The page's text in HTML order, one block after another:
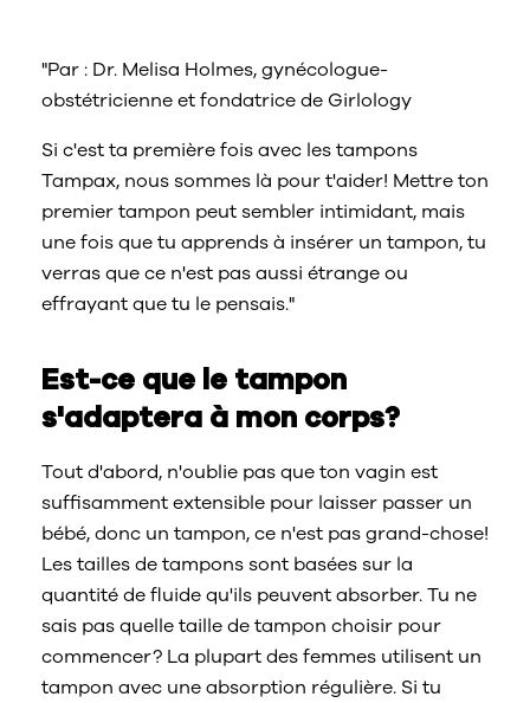
"Par : Dr. Melisa Holmes, gynécologue-
obstétricienne et fondatrice de Girlology
Si c'est ta première fois avec les tampons
Tampax, nous sommes là pour t'aider! Mettre ton
premier tampon peut sembler intimidant, mais
une fois que tu apprends à insérer un tampon, tu
verras que ce n'est pas aussi étrange ou
effrayant que tu le pensais."
Est-ce que le tampon
s'adaptera à mon corps?
Tout d'abord, n'oublie pas que ton vagin est
suffisamment extensible pour laisser passer un
bébé, donc un tampon, ce n'est pas grand-chose!
Les tailles de tampons sont basées sur la
quantité de fluide qu'ils peuvent absorber. Tu ne
sais pas quelle taille de tampon choisir pour
commencer? La plupart des femmes utilisent un
tampon avec une absorption régulière. Si tu